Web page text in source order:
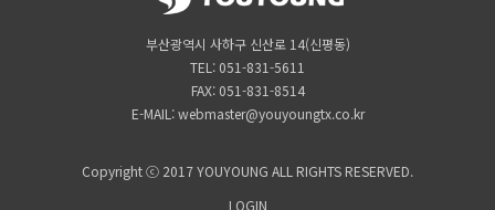
부산광역시 사하구 신산로 14(신평동)
TEL: 051-831-5611
FAX: 051-831-8514
E-MAIL: webmaster@youyoungtx.co.kr
Copyright ⓒ 2017 YOUYOUNG ALL RIGHTS RESERVED.
LOGIN